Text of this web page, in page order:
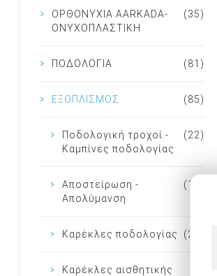
(35)
ΟΡΘΟΝΥΧΙΑ AARKADA-
ΟΝΥΧΟΠΛΑΣΤΙΚΗ
(81)
ΠΟΔΟΛΟΓΙΑ
(85)
ΕΞΟΠΛΙΣΜΟΣ
(22)
Ποδολογική τροχοί -
Καμπίνες ποδολογίας
(11)
Αποστείρωση -
Απολύμανση
(21)
Καρέκλες ποδολογίας
Καρέκλες αισθητικής